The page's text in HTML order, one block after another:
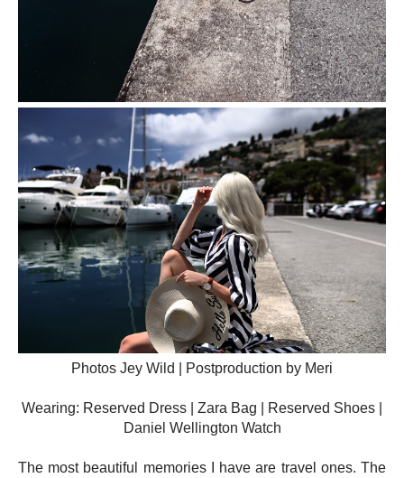
Photos Jey Wild | Postproduction by Meri
Wearing: Reserved Dress | Zara Bag | Reserved Shoes |
Daniel Wellington Watch
The most beautiful memories I have are travel ones. The